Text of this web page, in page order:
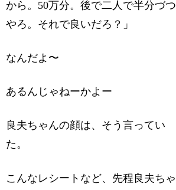
から。50万分。後で二人で半分づつ
やろ。それで良いだろ？」
なんだよ〜
あるんじゃねーかよー
良夫ちゃんの顔は、そう言ってい
た。
こんなレシートなど、先程良夫ちゃ